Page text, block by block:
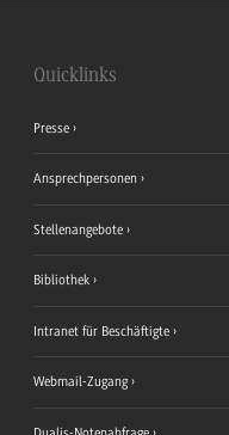
Quicklinks
Presse
Ansprechpersonen
Stellenangebote
Bibliothek
Intranet für Beschäftigte
Webmail-Zugang